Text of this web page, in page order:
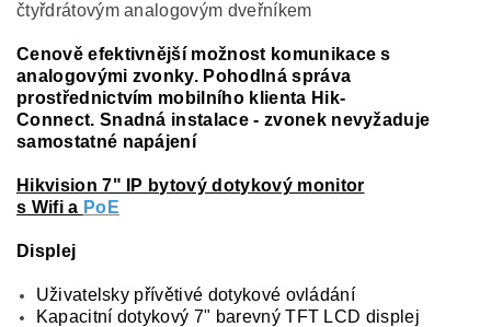
čtyřdrátovým analogovým dveřníkem
Cenově efektivnější možnost komunikace s
analogovými zvonky. Pohodlná správa
prostřednictvím mobilního klienta Hik-
Connect. Snadná instalace - zvonek nevyžaduje
samostatné napájení
Hikvision 7" IP bytový dotykový monitor
s Wifi a PoE
Displej
Uživatelsky přívětivé dotykové ovládání
Kapacitní dotykový 7" barevný TFT LCD displej